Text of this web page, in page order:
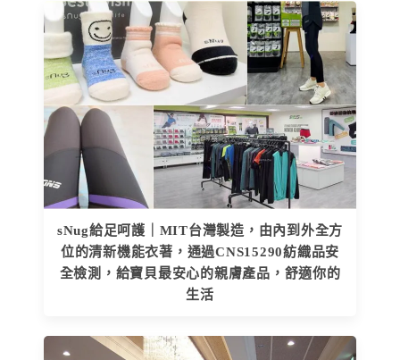
sNug給足呵護｜MIT台灣製造，由內到外全方
位的清新機能衣著，通過CNS15290紡織品安
全檢測，給寶貝最安心的親膚產品，舒適你的
生活